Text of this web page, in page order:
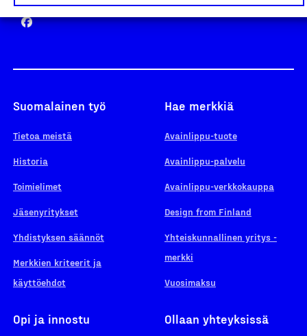
Suomalainen työ
Tietoa meistä
Historia
Toimielimet
Jäsenyritykset
Yhdistyksen säännöt
Merkkien kriteerit ja
käyttöehdot
Hae merkkiä
Avainlippu-tuote
Avainlippu-palvelu
Avainlippu-verkkokauppa
Design from Finland
Yhteiskunnallinen yritys -
merkki
Vuosimaksu
Opi ja innostu Ollaan yhteyksissä